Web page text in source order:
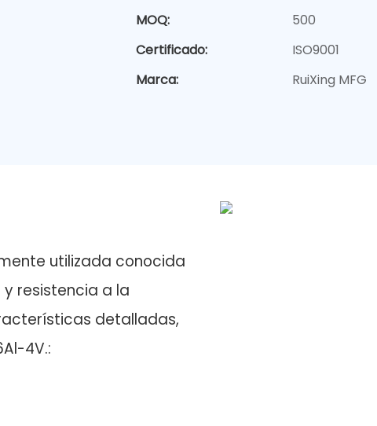
MOQ:
500
Certificado:
ISO9001
Marca:
RuiXing MFG
utilizada conocida
resistencia a la
detalladas,
4V.: